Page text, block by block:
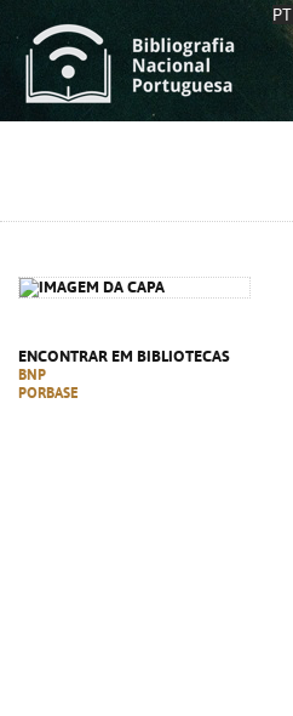
PT
ENCONTRAR EM BIBLIOTECAS
BNP
PORBASE